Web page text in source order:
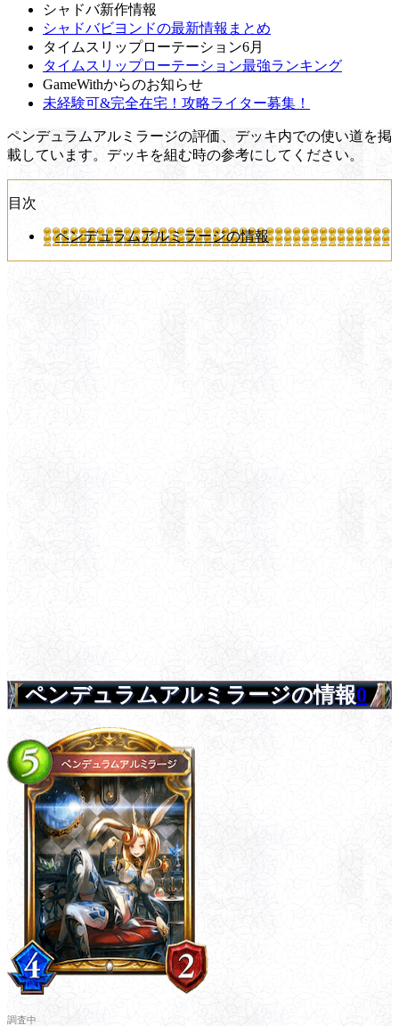
シャドバ新作情報
シャドバビヨンドの最新情報まとめ
タイムスリップローテーション6月
タイムスリップローテーション最強ランキング
GameWithからのお知らせ
未経験可&完全在宅！攻略ライター募集！
ペンデュラムアルミラージの評価、デッキ内での使い道を掲
載しています。デッキを組む時の参考にしてください。
目次
ペンデュラムアルミラージの情報
ペンデュラムアルミラージの情報0
調査中